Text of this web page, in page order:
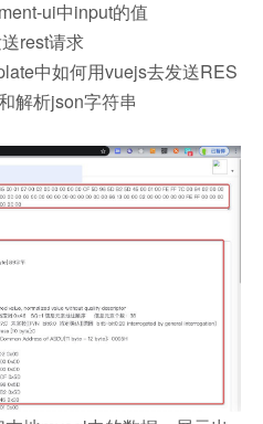
ui中input的值
rest请求
中如何用vuejs去发送RES
解析json字符串